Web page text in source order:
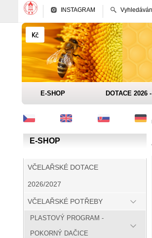
INSTAGRAM
E-SHOP DOTACE 2026
E-SHOP
VČELAŘSKÉ DOTACE
2026/2027
VČELAŘSKÉ POTŘEBY
PLASTOVÝ PROGRAM -
POKORNÝ DAČICE